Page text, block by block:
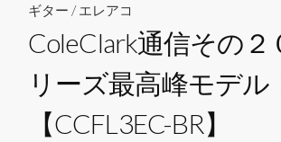
ギター /エレアコ
ColeClark通信その２
リーズ最高峰モデル
【CCFL3EC-BR】